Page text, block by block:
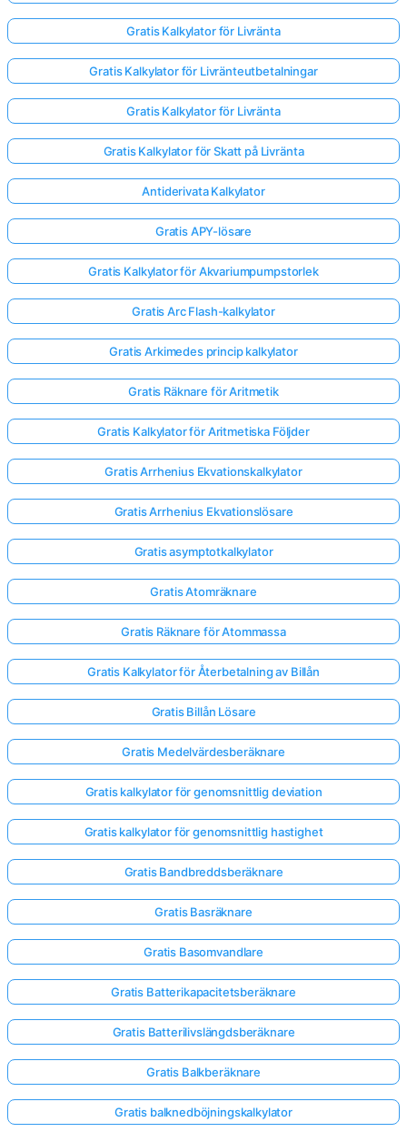
Gratis Kalkylator för Livränta
Gratis Kalkylator för Livränteutbetalningar
Gratis Kalkylator för Livränta
Gratis Kalkylator för Skatt på Livränta
Antiderivata Kalkylator
Gratis APY-lösare
Gratis Kalkylator för Akvariumpumpstorlek
Gratis Arc Flash-kalkylator
Gratis Arkimedes princip kalkylator
Gratis Räknare för Aritmetik
Gratis Kalkylator för Aritmetiska Följder
Gratis Arrhenius Ekvationskalkylator
Gratis Arrhenius Ekvationslösare
Gratis asymptotkalkylator
Gratis Atomräknare
Gratis Räknare för Atommassa
Gratis Kalkylator för Återbetalning av Billån
Gratis Billån Lösare
Gratis Medelvärdesberäknare
Gratis kalkylator för genomsnittlig deviation
Gratis kalkylator för genomsnittlig hastighet
Gratis Bandbreddsberäknare
Gratis Basräknare
Gratis Basomvandlare
Gratis Batterikapacitetsberäknare
Gratis Batterilivslängdsberäknare
Gratis Balkberäknare
Gratis balknedböjningskalkylator